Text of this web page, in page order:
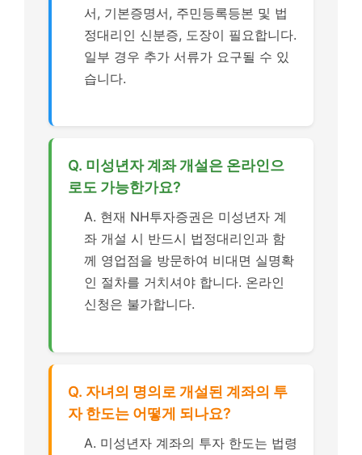
서, 기본증명서, 주민등록등본 및 법
정대리인 신분증, 도장이 필요합니다.
일부 경우 추가 서류가 요구될 수 있
습니다.
Q. 미성년자 계좌 개설은 온라인으
로도 가능한가요?
A. 현재 NH투자증권은 미성년자 계
좌 개설 시 반드시 법정대리인과 함
께 영업점을 방문하여 비대면 실명확
인 절차를 거치셔야 합니다. 온라인
신청은 불가합니다.
Q. 자녀의 명의로 개설된 계좌의 투
자 한도는 어떻게 되나요?
A. 미성년자 계좌의 투자 한도는 법령